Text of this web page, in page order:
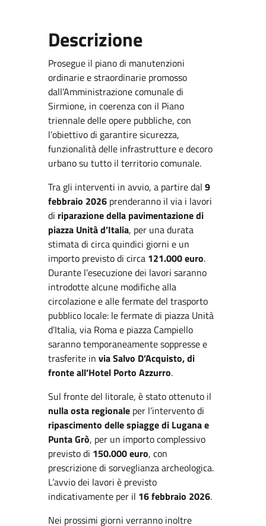
Descrizione
Prosegue il piano di manutenzioni
ordinarie e straordinarie promosso
dall’Amministrazione comunale di
Sirmione, in coerenza con il Piano
triennale delle opere pubbliche, con
l’obiettivo di garantire sicurezza,
funzionalità delle infrastrutture e decoro
urbano su tutto il territorio comunale.
Tra gli interventi in avvio, a partire dal 9
febbraio 2026prenderanno il via i lavori
di riparazione della pavimentazione di
piazza Unità d’Italia, per una durata
stimata di circa quindici giorni e un
importo previsto di circa 121.000 euro.
Durante l’esecuzione dei lavori saranno
introdotte alcune modifiche alla
circolazione e alle fermate del trasporto
pubblico locale: le fermate di piazza Unità
d’Italia, via Roma e piazza Campiello
saranno temporaneamente soppresse e
trasferite in via Salvo D’Acquisto, di
fronte all’Hotel Porto Azzurro.
Sul fronte del litorale, è stato ottenuto il
nulla osta regionaleper l’intervento di
ripascimento delle spiagge di Lugana e
Punta Grò, per un importo complessivo
previsto di 150.000 euro, con
prescrizione di sorveglianza archeologica.
L’avvio dei lavori è previsto
indicativamente per il 16 febbraio 2026.
Nei prossimi giorni verranno inoltre